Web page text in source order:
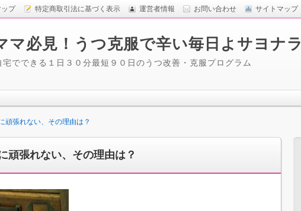
特定商取引法に基づく表示 運営者情報 お問い合わせ サイトマップ
プ
マ必見！うつ克服で辛い毎日よサヨナラ
でできる１日３０分最短９０日のうつ改善・克服プログラム
頑張れない、その理由は？
頑張れない、その理由は？